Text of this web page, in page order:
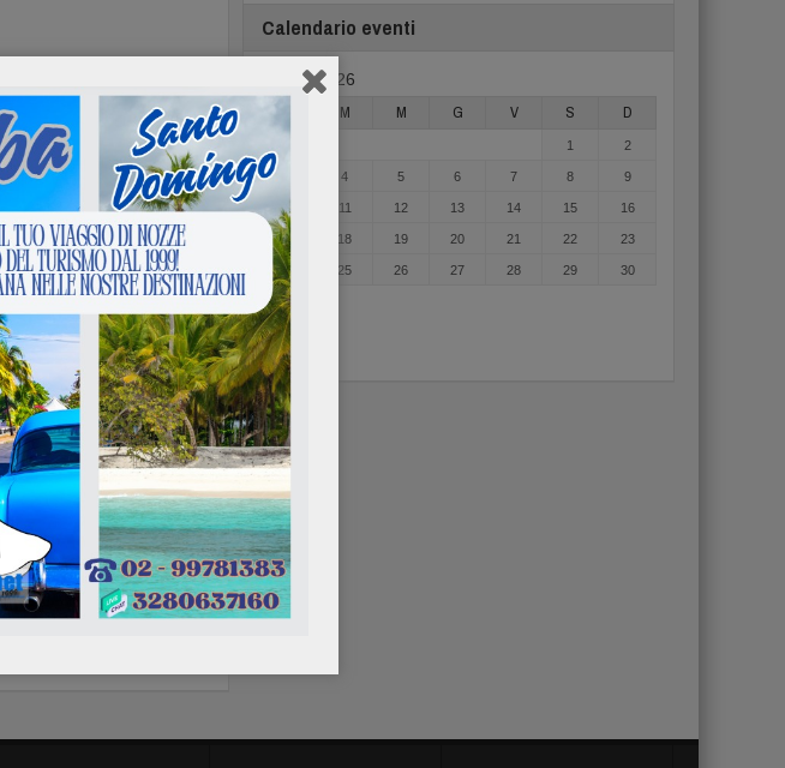
Calendario eventi
Agosto 2026
M M G V S D
1 2
4 5 6 7 8 9
10 11 12 13 14 15 16
17 18 19 20 21 22 23
24 25 26 27 28 29 30
31
« Mag